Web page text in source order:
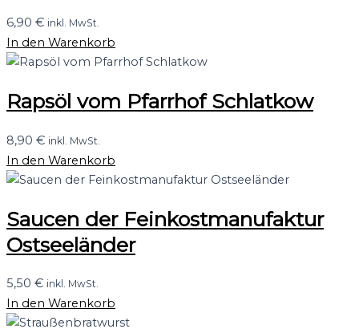
6,90 € inkl. MwSt.
In den Warenkorb
Rapsöl vom Pfarrhof Schlatkow
8,90 € inkl. MwSt.
In den Warenkorb
Saucen der Feinkostmanufaktur
Ostseeländer
5,50 € inkl. MwSt.
In den Warenkorb